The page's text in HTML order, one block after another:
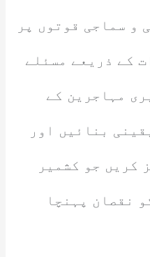
و سماجی قوتوں پر
کے ذریعے مسئلے
مہاجرین کے
بنائیں اور
کریں جو کشمیر
نقصان پہنچا